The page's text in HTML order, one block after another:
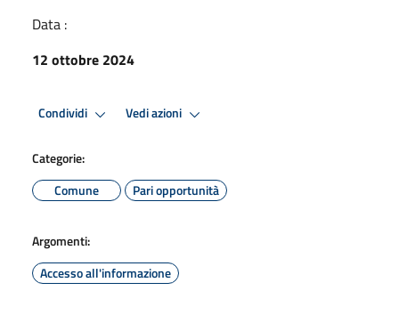
Data :
12 ottobre 2024
Condividi Vedi azioni
Categorie:
Comune
Pari opportunità
Argomenti:
Accesso all'informazione